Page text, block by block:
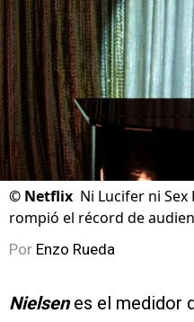
© Netflix Ni Lucifer ni
rompió el récord de
Por Enzo Rueda
Nielsenes el medidor